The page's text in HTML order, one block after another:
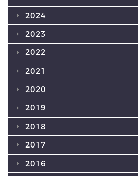
2024
2023
2022
2021
2020
2019
2018
2017
2016